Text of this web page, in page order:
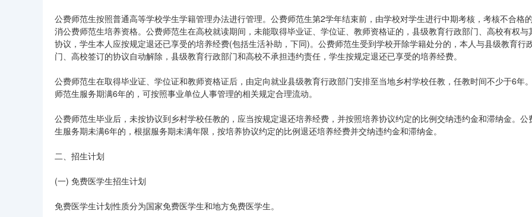
公费师范生按照普通高等学校学生学籍管理办法进行管理。公费师范生第2学年结束前，由学校对学生进行中期考核，考核不合格
消公费师范生培养资格。公费师范生在高校就读期间，未能取得毕业证、学位证、教师资格证的，县级教育行政部门、高校有权与
协议，学生本人应按规定退还已享受的培养经费(包括生活补助，下同)。公费师范生受到学校开除学籍处分的，本人与县级教育行
门、高校签订的协议自动解除，县级教育行政部门和高校不承担违约责任，学生按规定退还已享受的培养经费。
公费师范生在取得毕业证、学位证和教师资格证后，由定向就业县级教育行政部门安排至当地乡村学校任教，任教时间不少于6年
师范生服务期满6年的，可按照事业单位人事管理的相关规定合理流动。
公费师范生毕业后，未按协议到乡村学校任教的，应当按规定退还培养经费，并按照培养协议约定的比例交纳违约金和滞纳金。公
生服务期未满6年的，根据服务期未满年限，按培养协议约定的比例退还培养经费并交纳违约金和滞纳金。
二、招生计划
(一) 免费医学生招生计划
免费医学生计划性质分为国家免费医学生和地方免费医学生。